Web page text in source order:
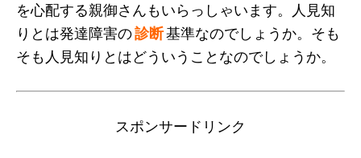
を心配する親御さんもいらっしゃいます。人見知
りとは発達障害の診断基準なのでしょうか。そも
そも人見知りとはどういうことなのでしょうか。
スポンサードリンク